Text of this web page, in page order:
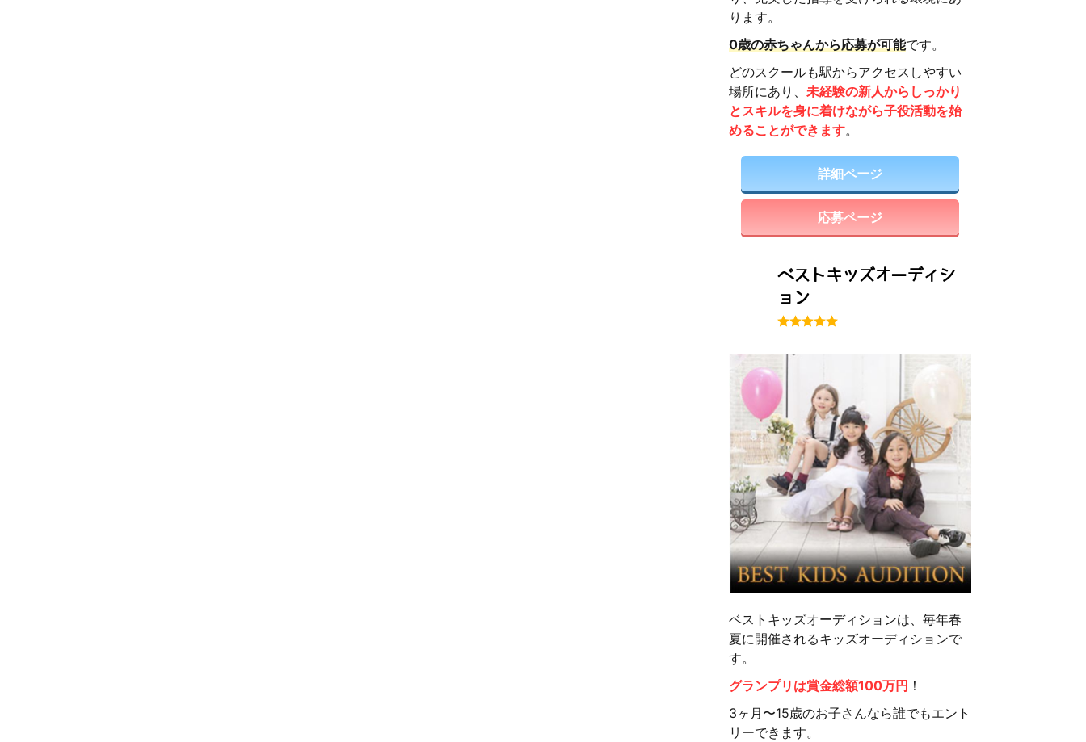
ります。
0歳の赤ちゃんから応募が可能です。
どのスクールも駅からアクセスしやすい
場所にあり、 未経験の新人からしっかり
とスキルを身に着けながら子役活動を始
めることができます。
詳細ページ
応募ページ
ベストキッズオーディシ
ョン
ベストキッズオーディションは、毎年春
夏に開催されるキッズオーディションで
す。
グランプリは賞金総額100万円 ！
3ヶ月〜15歳のお子さんなら誰でもエント
リーできます。